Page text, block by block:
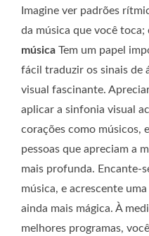
Imagine ver padrões
da música que você toca;
música Tem um papel
fácil traduzir os sinais de
visual fascinante.
aplicar a sinfonia visual
corações como músicos,
pessoas que apreciam a
mais profunda. Encante-
música, e acrescente
ainda mais mágica. À
melhores programas,